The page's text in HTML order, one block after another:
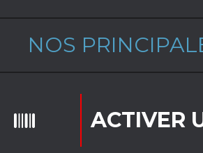
NOS
ACTIVER